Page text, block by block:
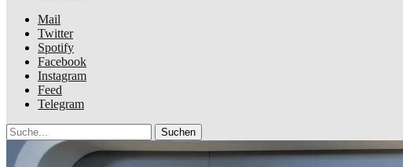
Mail
Twitter
Spotify
Facebook
Instagram
Feed
Telegram
Suche